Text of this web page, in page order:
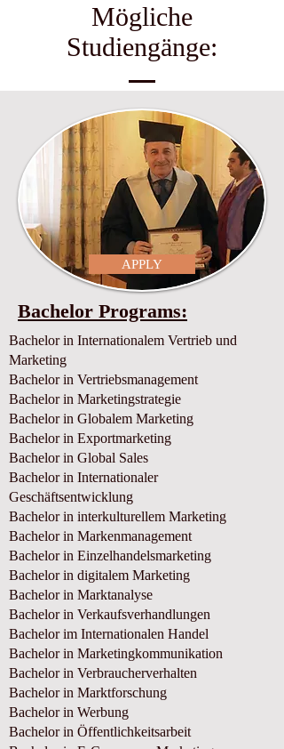
Mögliche
Studiengänge:
APPLY
Bachelor Programs:
Bachelor in Internationalem Vertrieb und
Marketing
Bachelor in Vertriebsmanagement
Bachelor in Marketingstrategie
Bachelor in Globalem Marketing
Bachelor in Exportmarketing
Bachelor in Global Sales
Bachelor in Internationaler
Geschäftsentwicklung
Bachelor in interkulturellem Marketing
Bachelor in Markenmanagement
Bachelor in Einzelhandelsmarketing
Bachelor in digitalem Marketing
Bachelor in Marktanalyse
Bachelor in Verkaufsverhandlungen
Bachelor im Internationalen Handel
Bachelor in Marketingkommunikation
Bachelor in Verbraucherverhalten
Bachelor in Marktforschung
Bachelor in Werbung
Bachelor in Öffentlichkeitsarbeit